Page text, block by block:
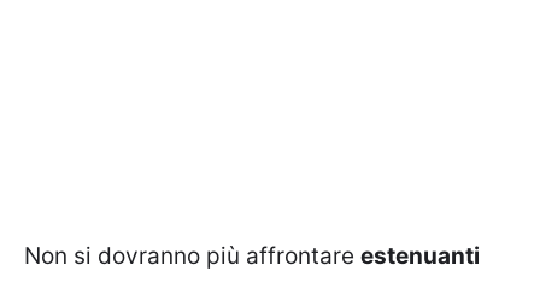
Non si dovranno più affrontare estenuanti